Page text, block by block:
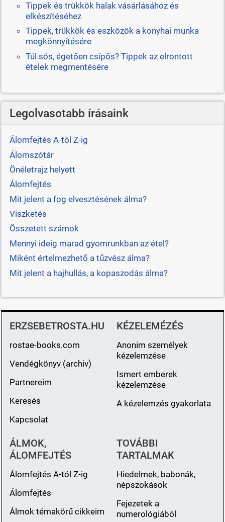
Tippek és trükkök halak vásárlásához és
elkészítéséhez
Tippek, trükkök és eszközök a konyhai munka
megkönnyítésére
Túl sós, égetően csípős? Tippek az elrontott
ételek megmentésére
Legolvasotabb írásaink
Álomfejtés A-tól Z-ig
Álomszótár
Önéletrajz helyett
Álomfejtés
Mit jelent a fog elvesztésének álma?
Viszketés
Összetett számok
Mennyi ideig marad gyomrunkban az étel?
Miként értelmezhető a tűzvész álma?
Mit jelent a hajhullás, a kopaszodás álma?
ERZSEBETROSTA.HU
rostae-books.com
Vendégkönyv (archiv)
Partnereim
Keresés
Kapcsolat
KÉZELEMÉZÉS
Anonim személyek
kézelemzése
Ismert emberek
kézelemzése
A kézelemzés gyakorlata
ÁLMOK,
ÁLOMFEJTÉS
Álomfejtés A-tól Z-ig
Álomfejtés
Álmok témakörű cikkeim
TOVÁBBI
TARTALMAK
Hiedelmek, babonák,
népszokások
Fejezetek a
numerológiából